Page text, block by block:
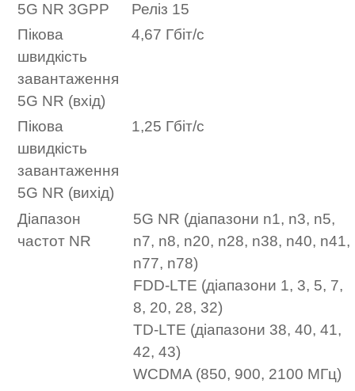
5G NR 3GPP
Реліз 15
Пікова
швидкість
завантаження
5G NR (вхід)
4,67 Гбіт/с
Пікова
швидкість
завантаження
5G NR (вихід)
1,25 Гбіт/с
Діапазон
частот NR
5G NR (діапазони n1, n3, n5,
n7, n8, n20, n28, n38, n40, n41,
n77, n78)
FDD-LTE (діапазони 1, 3, 5, 7,
8, 20, 28, 32)
TD-LTE (діапазони 38, 40, 41,
42, 43)
WCDMA (850, 900, 2100 МГц)